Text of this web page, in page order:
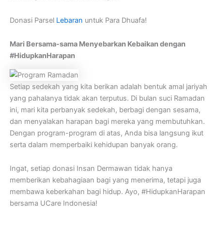
Donasi Parsel Lebaran untuk Para Dhuafa!
Mari Bersama-sama Menyebarkan Kebaikan dengan
#HidupkanHarapan
Setiap sedekah yang kita berikan adalah bentuk amal jariyah
yang pahalanya tidak akan terputus. Di bulan suci Ramadan
ini, mari kita perbanyak sedekah, berbagi dengan sesama,
dan menyalakan harapan bagi mereka yang membutuhkan.
Dengan program-program di atas, Anda bisa langsung ikut
serta dalam memperbaiki kehidupan banyak orang.
Ingat, setiap donasi Insan Dermawan tidak hanya
memberikan kebahagiaan bagi yang menerima, tetapi juga
membawa keberkahan bagi hidup. Ayo, #HidupkanHarapan
bersama UCare Indonesia!